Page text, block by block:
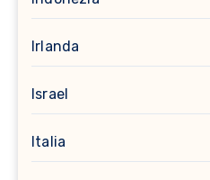
Irlanda
Israel
Italia